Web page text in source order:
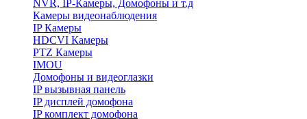
NVR, IP-Камеры, Домофоны и т.д
Камеры видеонаблюдения
IP Камеры
HDCVI Камеры
PTZ Камеры
IMOU
Домофоны и видеоглазки
IP вызывная панель
IP дисплей домофона
IP комплект домофона